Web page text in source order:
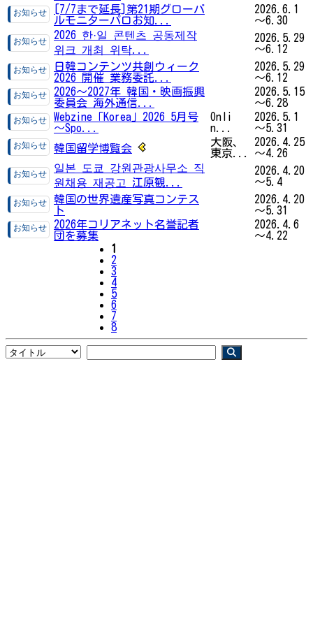
[7/7まで延長]第21期グローバ
ルモニターパロお知...
2026.6.1
～6.30
2026 한·일 콘텐츠 공동제작
위크 개최 위탁...
2026.5.29
～6.12
日韓コンテンツ共創ウィーク
2026 開催 業務委託...
2026.5.29
～6.12
2026〜2027年 韓国・映画振興
委員会 海外通信...
2026.5.15
～6.28
Webzine「Korea」2026 5月号
～Spo...
Onli
n...
2026.5.1
～5.31
韓国留学博覧会
大阪、
東京...
2026.4.25
～4.26
일본 도쿄 강원관광사무소 직
원채용 재공고 江原観...
2026.4.20
～5.4
韓国の世界遺産写真コンテス
ト
2026.4.20
～5.31
2026年コリアネット名誉記者
団を募集
2026.4.6
～4.22
1
2
3
4
5
6
7
8